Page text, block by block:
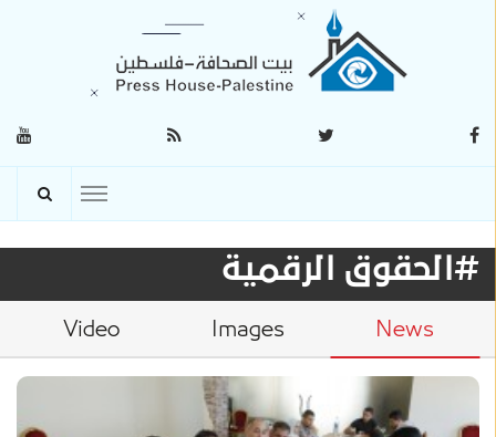
#الحقوق الرقمية
News
Images
Video